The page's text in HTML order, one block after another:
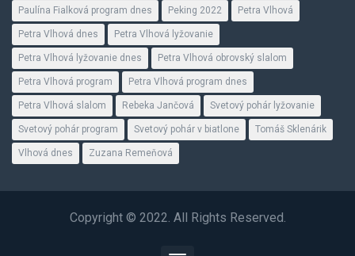
Paulína Fialková program dnes Peking 2022 Petra Vlhová
Petra Vlhová dnes Petra Vlhová lyžovanie
Petra Vlhová lyžovanie dnes Petra Vlhová obrovský slalom
Petra Vlhová program Petra Vlhová program dnes
Petra Vlhová slalom Rebeka Jančová Svetový pohár lyžovanie
Svetový pohár program Svetový pohár v biatlone Tomáš Sklenárik
Vlhová dnes Zuzana Remeňová
Copyright © 2022. All Rights Reserved.